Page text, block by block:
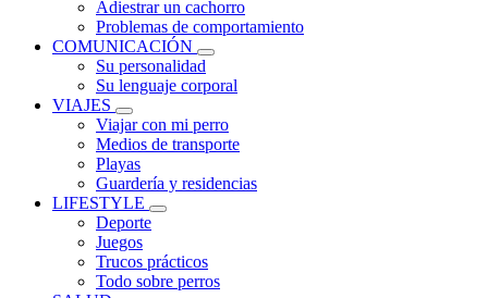
Adiestrar un cachorro
Problemas de comportamiento
COMUNICACIÓN
Su personalidad
Su lenguaje corporal
VIAJES
Viajar con mi perro
Medios de transporte
Playas
Guardería y residencias
LIFESTYLE
Deporte
Juegos
Trucos prácticos
Todo sobre perros